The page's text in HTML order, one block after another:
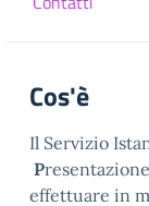
Cos'è
Il Servizio
Presentazione
effettuare in